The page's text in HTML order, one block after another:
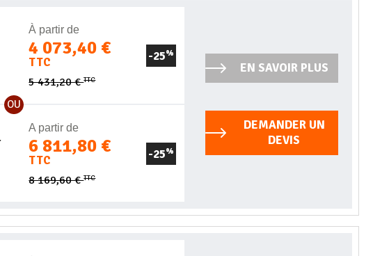
À partir de
4 073,40 €
TTC
5 431,20 €TTC
-25%
OU
A partir de
6 811,80 €
TTC
8 169,60 €TTC
-25%
EN SAVOIR PLUS
DEMANDER UN
DEVIS